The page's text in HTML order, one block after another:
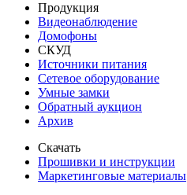
Продукция
Видеонаблюдение
Домофоны
СКУД
Источники питания
Сетевое оборудование
Умные замки
Обратный аукцион
Архив
Скачать
Прошивки и инструкции
Маркетинговые материалы